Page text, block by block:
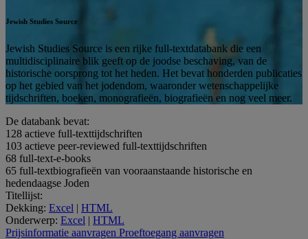
Jewish Studies Source
Jewish Studies Source is een rijke full-textdatabank die een
multidisciplinaire blik geeft op de joodse beschaving, van de
historische oorsprong tot het heden. Het bevat honderden publicaties
op het gebied van het jodendom, waaronder wetenschappelijke
tijdschriften, boeken, monografieën, biografieën en nog veel meer.
De databank bevat:
128 actieve full-texttijdschriften
103 actieve peer-reviewed full-texttijdschriften
68 full-text-e-books
65 full-textbiografieën van vooraanstaande historische en
hedendaagse Joden
Titellijst:
Dekking: Excel | HTML
Onderwerp: Excel | HTML
Prijsinformatie aanvragen Proeftoegang aanvragen